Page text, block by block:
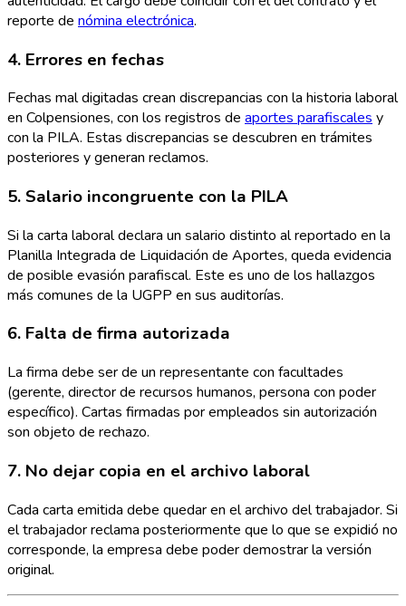
reporte de nómina electrónica.
4. Errores en fechas
Fechas mal digitadas crean discrepancias con la historia laboral
en Colpensiones, con los registros de aportes parafiscales y
con la PILA. Estas discrepancias se descubren en trámites
posteriores y generan reclamos.
5. Salario incongruente con la PILA
Si la carta laboral declara un salario distinto al reportado en la
Planilla Integrada de Liquidación de Aportes, queda evidencia
de posible evasión parafiscal. Este es uno de los hallazgos
más comunes de la UGPP en sus auditorías.
6. Falta de firma autorizada
La firma debe ser de un representante con facultades
(gerente, director de recursos humanos, persona con poder
específico). Cartas firmadas por empleados sin autorización
son objeto de rechazo.
7. No dejar copia en el archivo laboral
Cada carta emitida debe quedar en el archivo del trabajador. Si
el trabajador reclama posteriormente que lo que se expidió no
corresponde, la empresa debe poder demostrar la versión
original.